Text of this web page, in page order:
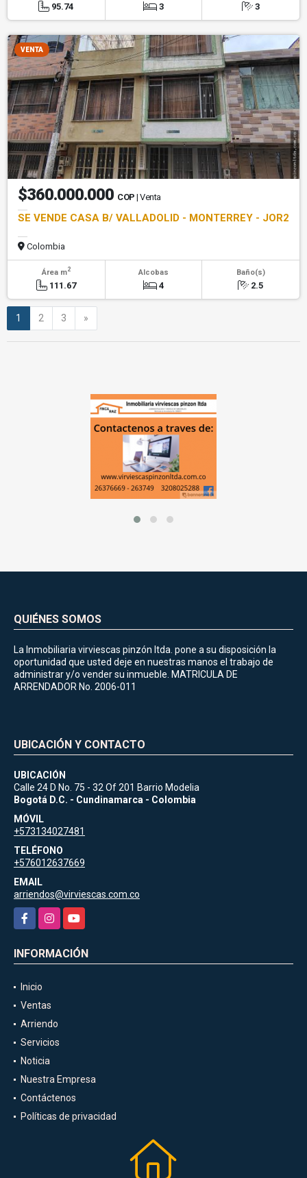
95.74 3 3
VENTA
$360.000.000 COP | Venta
SE VENDE CASA B/ VALLADOLID - MONTERREY - JOR2
Colombia
Área m2
111.67
Alcobas
4
Baño(s)
2.5
1 2 3 »
QUIÉNES SOMOS
La Inmobiliaria virviescas pinzón ltda. pone a su disposición la
oportunidad que usted deje en nuestras manos el trabajo de
administrar y/o vender su inmueble. MATRICULA DE
ARRENDADOR No. 2006-011
UBICACIÓN Y CONTACTO
UBICACIÓN
Calle 24 D No. 75 - 32 Of 201 Barrio Modelia
Bogotá D.C. - Cundinamarca - Colombia
MÓVIL
+573134027481
TELÉFONO
+576012637669
EMAIL
arriendos@virviescas.com.co
FacebookInstagramYouTube
INFORMACIÓN
Inicio
Ventas
Arriendo
Servicios
Noticia
Nuestra Empresa
Contáctenos
Políticas de privacidad